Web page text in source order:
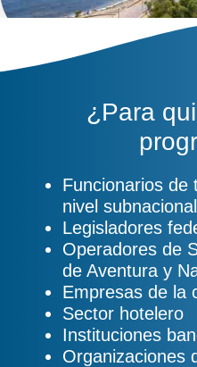
¿Para
Funcionarios de
nivel subnacional
Legisladores
Operadores de
de Aventura y
Empresas de la
Sector hotelero
Instituciones
Organizaciones